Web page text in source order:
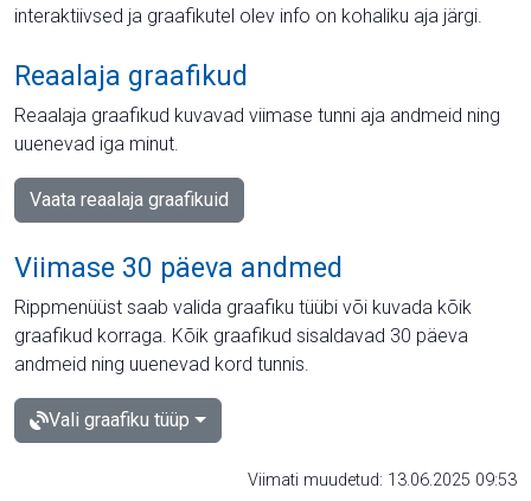
interaktiivsed ja graafikutel olev info on kohaliku aja järgi.
Reaalaja graafikud
Reaalaja graafikud kuvavad viimase tunni aja andmeid ning
uuenevad iga minut.
Vaata reaalaja graafikuid
Viimase 30 päeva andmed
Rippmenüüst saab valida graafiku tüübi või kuvada kõik
graafikud korraga. Kõik graafikud sisaldavad 30 päeva
andmeid ning uuenevad kord tunnis.
Vali graafiku tüüp
Viimati muudetud: 13.06.2025 09:53